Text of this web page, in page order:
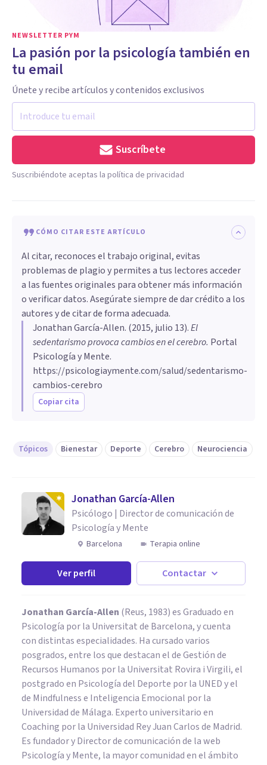
NEWSLETTER PYM
La pasión por la psicología también en
tu email
Únete y recibe artículos y contenidos exclusivos
Suscríbete
Suscribiéndote aceptas la política de privacidad
CÓMO CITAR ESTE ARTÍCULO
Al citar, reconoces el trabajo original, evitas
problemas de plagio y permites a tus lectores acceder
a las fuentes originales para obtener más información
o verificar datos. Asegúrate siempre de dar crédito a los
autores y de citar de forma adecuada.
Jonathan García-Allen. (2015, julio 13).​El
sedentarismo provoca cambios en el cerebro. Portal
Psicología y Mente.
https://psicologiaymente.com/salud/sedentarismo-
cambios-cerebro
Copiar cita
Tópicos Bienestar Deporte Cerebro Neurociencia
Jonathan García-Allen
Psicólogo | Director de comunicación de
Psicología y Mente
Barcelona Terapia online
Ver perfil Contactar
Jonathan García-Allen (Reus, 1983) es Graduado en
Psicología por la Universitat de Barcelona, y cuenta
con distintas especialidades. Ha cursado varios
posgrados, entre los que destacan el de Gestión de
Recursos Humanos por la Universitat Rovira i Virgili, el
postgrado en Psicología del Deporte por la UNED y el
de Mindfulness e Inteligencia Emocional por la
Universidad de Málaga. Experto universitario en
Coaching por la Universidad Rey Juan Carlos de Madrid.
Es fundador y Director de comunicación de la web
Psicología y Mente, la mayor comunidad en el ámbito